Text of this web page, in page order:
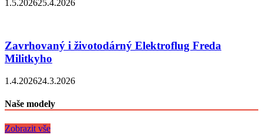
1.5.202625.4.2026
Zavrhovaný i životodárný Elektroflug Freda
Militkyho
1.4.202624.3.2026
Naše modely
Zobrazit vše